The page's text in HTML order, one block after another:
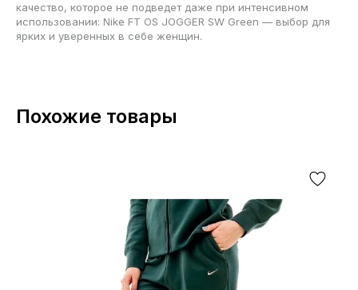
качество, которое не подведет даже при интенсивном
использовании: Nike FT OS JOGGER SW Green — выбор для
ярких и уверенных в себе женщин.
Похожие товары